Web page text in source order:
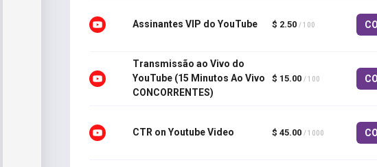
Assinantes VIP do YouTube $ 2.50 / 100
Transmissão ao Vivo do
YouTube (15 Minutos Ao Vivo
CONCORRENTES)
$ 15.00 / 100
CTR on Youtube Video $ 45.00 / 1000